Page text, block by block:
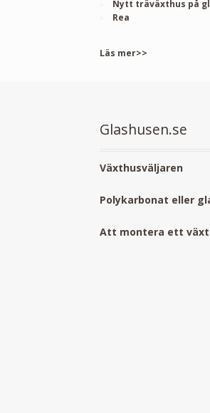
Nytt träväxthus på
Rea
Läs mer>>
Glashusen.se
Växthusväljaren
Polykarbonat eller
Att montera ett